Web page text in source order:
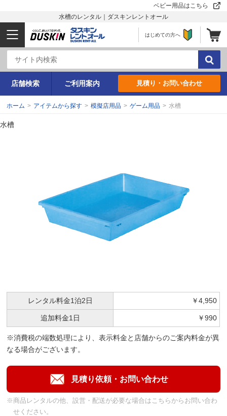
ベビー用品はこちら
水槽のレンタル｜ダスキンレントオール
はじめての方へ
店舗検索 ご利用案内 見積り・お問い合わせ
ホーム > アイテムから探す > 模擬店用品 > ゲーム用品 > 水槽
水槽
レンタル料金1泊2日 ￥4,950
追加料金1日 ￥990
※消費税の端数処理により、表示料金と店舗からのご案内料金が異
なる場合がございます。
※商品レンタルの他、設営・配送が必要な場合はこちらからお問い合わ
せください。